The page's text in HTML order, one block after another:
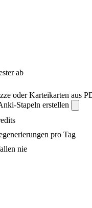
ab
oder Karteikarten aus
Stapeln erstellen
pro Tag
nie